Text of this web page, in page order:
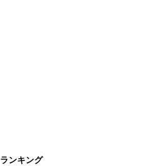
ランキング